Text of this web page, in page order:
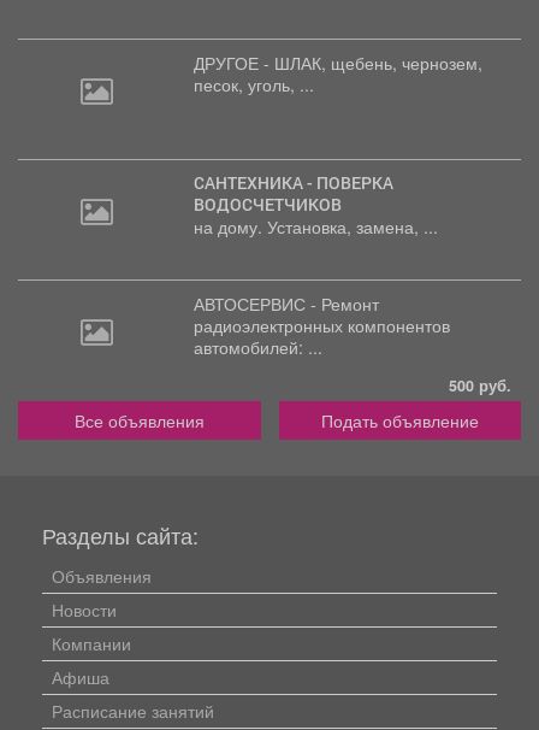
ДРУГОЕ - ШЛАК, щебень, чернозем,
песок, уголь, ...
САНТЕХНИКА - ПОВЕРКА
ВОДОСЧЕТЧИКОВ
на дому. Установка, замена, ...
АВТОСЕРВИС - Ремонт
радиоэлектронных компонентов
автомобилей: ...
500 руб.
Все объявления Подать объявление
Разделы сайта:
Объявления
Новости
Компании
Афиша
Расписание занятий